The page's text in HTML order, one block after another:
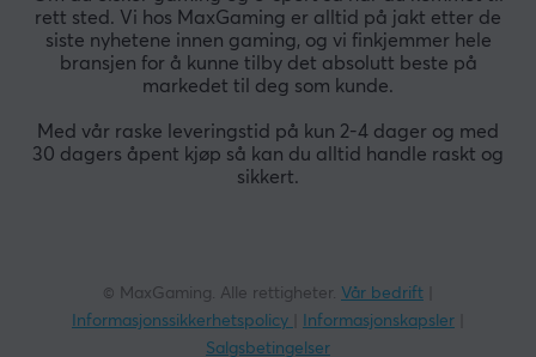
rett sted. Vi hos MaxGaming er alltid på jakt etter de
siste nyhetene innen gaming, og vi finkjemmer hele
bransjen for å kunne tilby det absolutt beste på
markedet til deg som kunde.
Med vår raske leveringstid på kun 2-4 dager og med
30 dagers åpent kjøp så kan du alltid handle raskt og
sikkert.
© MaxGaming. Alle rettigheter. Vår bedrift
Informasjonssikkerhetspolicy
Informasjonskapsler
Salgsbetingelser